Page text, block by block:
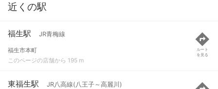
近くの駅
福生駅 JR青梅線
福生市本町
このページの店舗から 195 m
ルート
を見る
東福生駅 JR八高線(八王子～高麗川)